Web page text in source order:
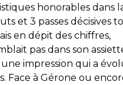
honorables dans
et 3 passes décisives
en dépit des chiffres,
pas dans son
impression qui a
Face à Gérone ou